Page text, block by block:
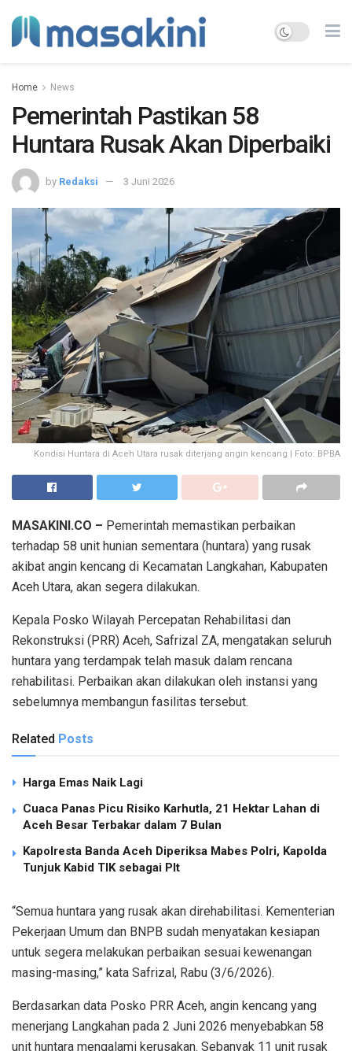
Home News
Pemerintah Pastikan 58
Huntara Rusak Akan Diperbaiki
by Redaksi 3 Juni 2026
Kondisi Huntara di Aceh Utara rusak diterjang angin kencang | Foto: BPBA
MASAKINI.CO – Pemerintah memastikan perbaikan
terhadap 58 unit hunian sementara (huntara) yang rusak
akibat angin kencang di Kecamatan Langkahan, Kabupaten
Aceh Utara, akan segera dilakukan.
Kepala Posko Wilayah Percepatan Rehabilitasi dan
Rekonstruksi (PRR) Aceh, Safrizal ZA, mengatakan seluruh
huntara yang terdampak telah masuk dalam rencana
rehabilitasi. Perbaikan akan dilakukan oleh instansi yang
sebelumnya membangun fasilitas tersebut.
Related Posts
Harga Emas Naik Lagi
Cuaca Panas Picu Risiko Karhutla, 21 Hektar Lahan di
Aceh Besar Terbakar dalam 7 Bulan
Kapolresta Banda Aceh Diperiksa Mabes Polri, Kapolda
Tunjuk Kabid TIK sebagai Plt
“Semua huntara yang rusak akan direhabilitasi. Kementerian
Pekerjaan Umum dan BNPB sudah menyatakan kesiapan
untuk segera melakukan perbaikan sesuai kewenangan
masing-masing,” kata Safrizal, Rabu (3/6/2026).
Berdasarkan data Posko PRR Aceh, angin kencang yang
menerjang Langkahan pada 2 Juni 2026 menyebabkan 58
unit huntara mengalami kerusakan. Sebanyak 11 unit rusak